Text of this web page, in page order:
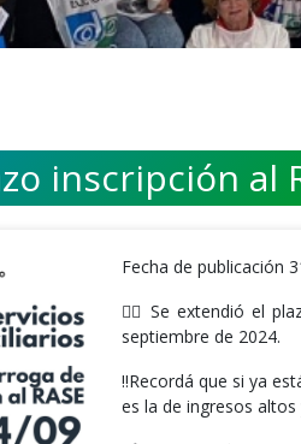
inscripción al
Fecha de publicación
👉🏼 Se extendió el
septiembre de 2024.
‼Recordá que si ya
es la de ingresos